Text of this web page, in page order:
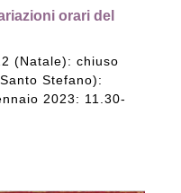
orari del
(Natale): chiuso
Stefano):
2023: 11.30-